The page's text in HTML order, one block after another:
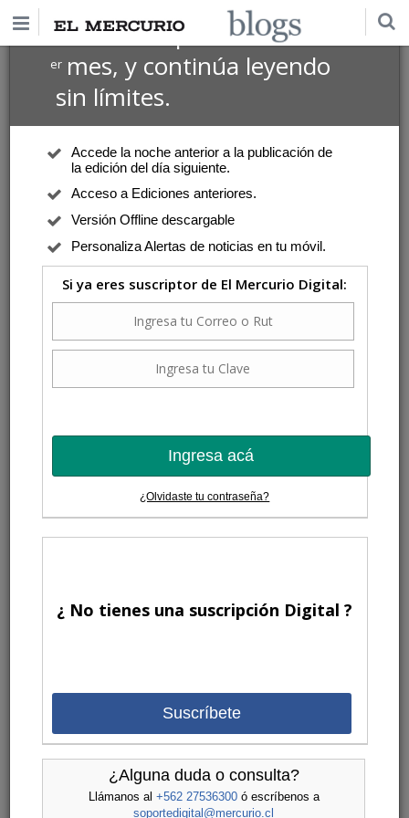
Suscríbete por $1 USD
ermes, y continúa leyendo
sin límites.
Accede la noche anterior a la publicación de
la edición del día siguiente.
Acceso a Ediciones anteriores.
Versión Offline descargable
Personaliza Alertas de noticias en tu móvil.
Si ya eres suscriptor de El Mercurio Digital:
Ingresa acá
¿Olvidaste tu contraseña?
¿ No tienes una suscripción Digital ?
Suscríbete
¿Alguna duda o consulta?
Llámanos al +562 27536300ó escríbenos a
soportedigital@mercurio.cl